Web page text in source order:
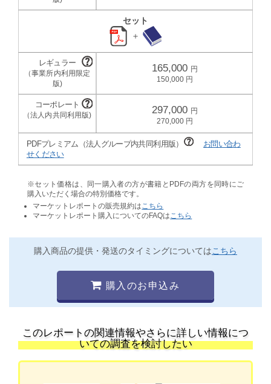
セット
＋
165,000
150,000
297,000
270,000
PDFプレミアム（法人グループ内共同利用版）
お問い合わ
せください
※セット価格は、同一購入者の方が書籍とPDFの両方を同時にご
購入いただく場合の特別価格です。
マーケットレポートの販売規約は こちら
マーケットレポート購入についてのFAQは こちら
購入商品の提供・発送のタイミングについてはこちら
購入のお申込み
このレポートの関連情報やさらに詳しい情報につ
いての調査を検討したい